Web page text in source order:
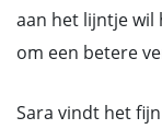
aan het lijntje wil
om een betere
Sara vindt het